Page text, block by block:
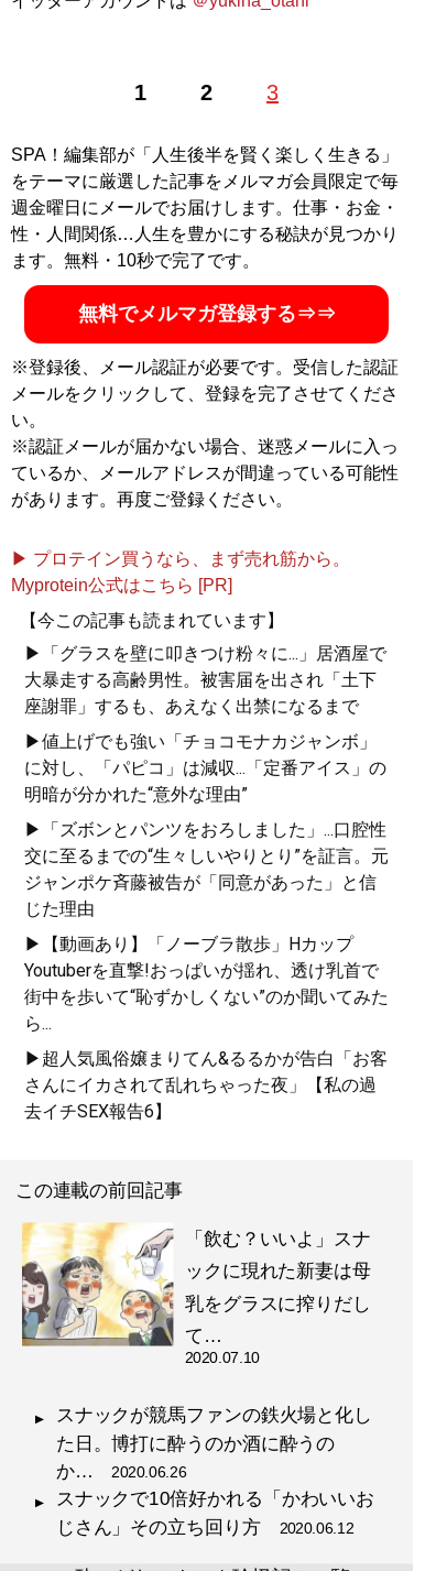
1 2 3
SPA！編集部が「人生後半を賢く楽しく生きる」
をテーマに厳選した記事をメルマガ会員限定で毎
週金曜日にメールでお届けします。仕事・お金・
性・人間関係…人生を豊かにする秘訣が見つかり
ます。無料・10秒で完了です。
無料でメルマガ登録する⇒⇒
※登録後、メール認証が必要です。受信した認証
メールをクリックして、登録を完了させてくださ
い。
※認証メールが届かない場合、迷惑メールに入っ
ているか、メールアドレスが間違っている可能性
があります。再度ご登録ください。
▶ プロテイン買うなら、まず売れ筋から。
Myprotein公式はこちら [PR]
【今この記事も読まれています】
▶「グラスを壁に叩きつけ粉々に...」居酒屋で
大暴走する高齢男性。被害届を出され「土下
座謝罪」するも、あえなく出禁になるまで
▶値上げでも強い「チョコモナカジャンボ」
に対し、「パピコ」は減収...「定番アイス」の
明暗が分かれた“意外な理由”
▶「ズボンとパンツをおろしました」...口腔性
交に至るまでの“生々しいやりとり”を証言。元
ジャンポケ斉藤被告が「同意があった」と信
じた理由
▶【動画あり】「ノーブラ散歩」Hカップ
Youtuberを直撃!おっぱいが揺れ、透け乳首で
街中を歩いて“恥ずかしくない”のか聞いてみた
ら...
▶超人気風俗嬢まりてん&るるかが告白「お客
さんにイカされて乱れちゃった夜」【私の過
去イチSEX報告6】
この連載の前回記事
「飲む？いいよ」スナ
ックに現れた新妻は母
乳をグラスに搾りだし
て…
2020.07.10
スナックが競馬ファンの鉄火場と化し
た日。博打に酔うのか酒に酔うの
か…
2020.06.26
スナックで10倍好かれる「かわいいお
じさん」その立ち回り方 2020.06.12